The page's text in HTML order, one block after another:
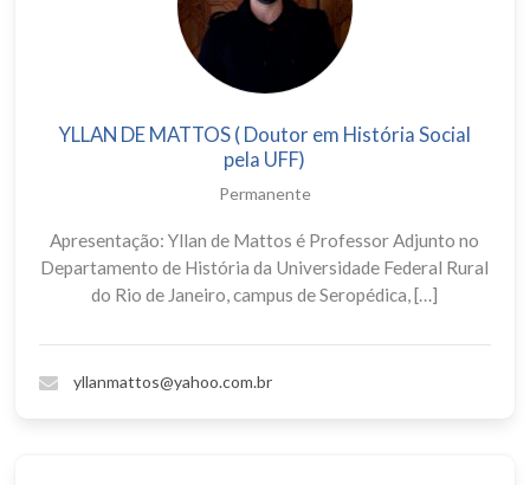
YLLAN DE MATTOS ( Doutor em História Social
pela UFF)
Permanente
Apresentação: Yllan de Mattos é Professor Adjunto no
Departamento de História da Universidade Federal Rural
do Rio de Janeiro, campus de Seropédica, […]
yllanmattos@yahoo.com.br